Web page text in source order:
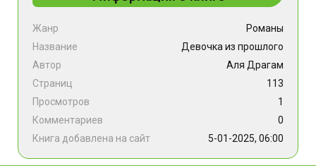
Жанр
Романы
Название
Девочка из прошлого
Автор
Аля Драгам
Страниц
113
Просмотров
1
Комментариев
0
Книга добавлена на сайт
5-01-2025, 06:00